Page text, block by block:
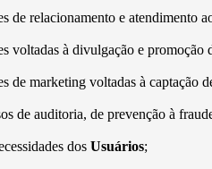
de relacionamento e atendimento
voltadas à divulgação e promoção
de marketing voltadas à captação
de auditoria, de prevenção à
dos Usuários;